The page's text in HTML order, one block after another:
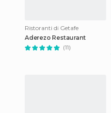
Ristoranti di Getafe
Aderezo Restaurant
(11)